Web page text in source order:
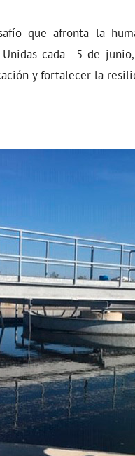
que afronta la
cada 5 de
y fortalecer la